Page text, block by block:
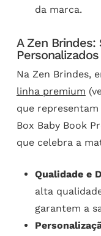
da marca.
A Zen Brindes:
Personalizados
Na Zen Brindes,
linha premium
que
Box Baby Book
que celebra a
Qualidade e
alta
garantem a